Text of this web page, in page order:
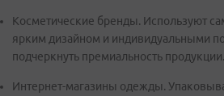
Косметические бренды. Используют
ярким дизайном и индивидуальными
подчеркнуть премиальность продукции.
Интернет-магазины одежды.